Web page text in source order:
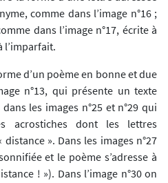
comme dans l’image n°16 ;
dans l’image n°17, écrite à
l’imparfait.
d’un poème en bonne et due
n°13, qui présente un texte
les images n°25 et n°29 qui
acrostiches dont les lettres
». Dans les images n°27
et le poème s’adresse à
! »). Dans l’image n°30 on